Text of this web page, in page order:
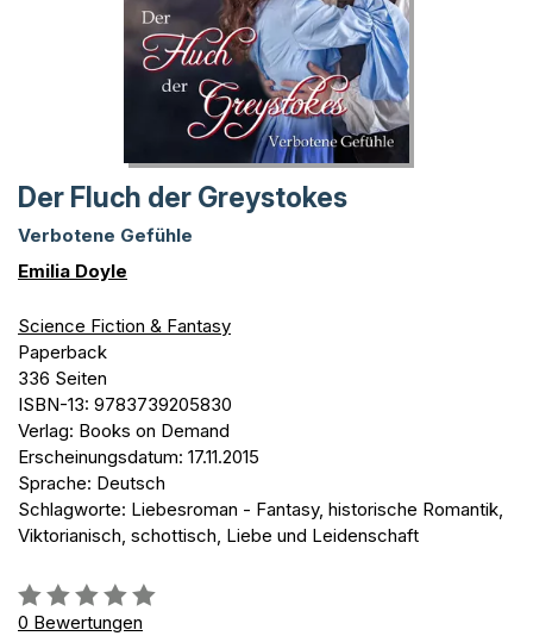
Der Fluch der Greystokes
Verbotene Gefühle
Emilia Doyle
Science Fiction & Fantasy
Paperback
336 Seiten
ISBN-13: 9783739205830
Verlag: Books on Demand
Erscheinungsdatum: 17.11.2015
Sprache: Deutsch
Schlagworte: Liebesroman - Fantasy, historische Romantik,
Viktorianisch, schottisch, Liebe und Leidenschaft
Bewertung::
0%
0 Bewertungen